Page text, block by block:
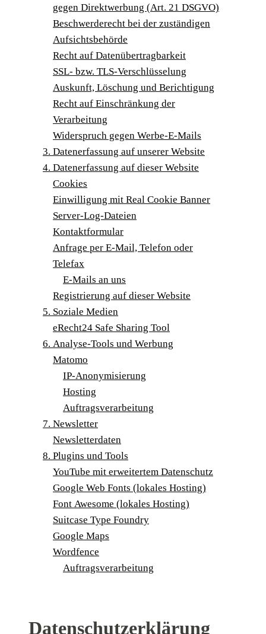
gegen Direkt­wer­bung (Art. 21 DSGVO)
Beschwerde­recht bei der zustän­di­gen
Aufsichtsbehörde
Recht auf Datenübertragbarkeit
SSL- bzw. TLS-Verschlüsselung
Aus­kunft, Löschung und Berichtigung
Recht auf Ein­schrän­kung der
Verarbeitung
Wider­spruch gegen Werbe-E-Mails
3. Daten­er­fas­sung auf unse­rer Website
4. Daten­er­fas­sung auf die­ser Website
Coo­kies
Ein­wil­li­gung mit Real Coo­kie Banner
Ser­ver-Log-Datei­en
Kon­takt­for­mu­lar
Anfra­ge per E‑Mail, Tele­fon oder
Telefax
E‑Mails an uns
Regis­trie­rung auf die­ser Website
5. Sozia­le Medien
eRecht24 Safe Sha­ring Tool
6. Ana­ly­se-Tools und Werbung
Mato­mo
IP-Anony­mi­sie­rung
Hos­ting
Auf­trags­ver­ar­bei­tung
7. News­let­ter
Newsletter­daten
8. Plug­ins und Tools
You­Tube mit erwei­ter­tem Datenschutz
Goog­le Web Fonts (loka­les Hosting)
Font Awe­so­me (loka­les Hosting)
Suit­ca­se Type Foundry
Goog­le Maps
Word­fence
Auf­trags­ver­ar­bei­tung
Datenschutz­erklärung